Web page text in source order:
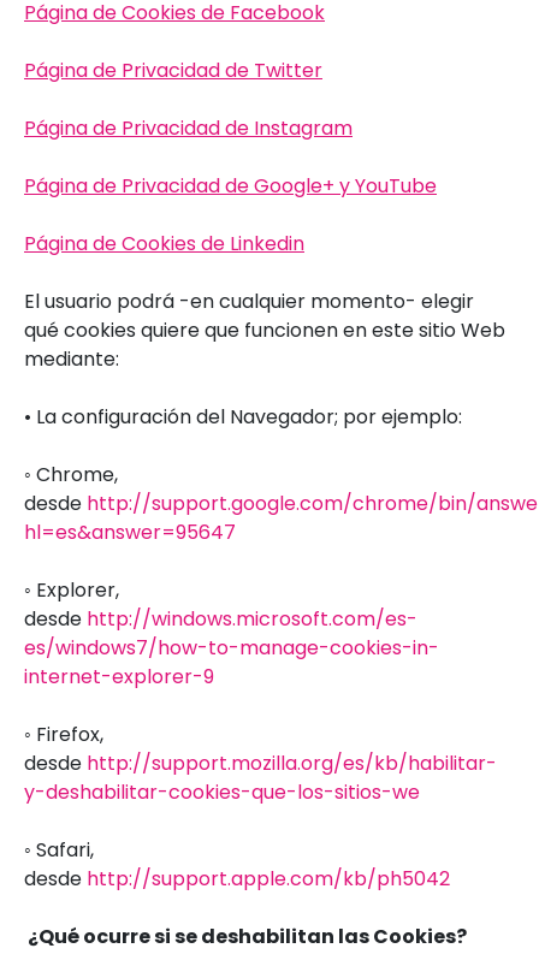
Página de Cookies de Facebook
Página de Privacidad de Twitter
Página de Privacidad de Instagram
Página de Privacidad de Google+ y YouTube
Página de Cookies de Linkedin
El usuario podrá -en cualquier momento- elegir
qué cookies quiere que funcionen en este sitio Web
mediante:
• La configuración del Navegador; por ejemplo:
◦ Chrome,
desde http://support.google.com/chrome/bin/
hl=es&answer=95647
◦ Explorer,
desde http://windows.microsoft.com/es-
es/windows7/how-to-manage-cookies-in-
internet-explorer-9
◦ Firefox,
desde http://support.mozilla.org/es/kb/habilitar-
y-deshabilitar-cookies-que-los-sitios-we
◦ Safari,
desde http://support.apple.com/kb/ph5042
¿Qué ocurre si se deshabilitan las Cookies?